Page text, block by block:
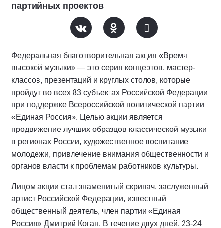
партийных проектов
Федеральная благотворительная акция «Время
высокой музыки» — это серия концертов, мастер-
классов, презентаций и круглых столов, которые
пройдут во всех 83 субъектах Российской Федерации
при поддержке Всероссийской политической партии
«Единая Россия». Целью акции является
продвижение лучших образцов классической музыки
в регионах России, художественное воспитание
молодежи, привлечение внимания общественности и
органов власти к проблемам работников культуры.
Лицом акции стал знаменитый скрипач, заслуженный
артист Российской Федерации, известный
общественный деятель, член партии «Единая
Россия» Дмитрий Коган. В течение двух дней, 23-24